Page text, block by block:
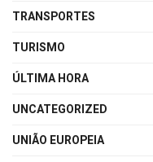
TRANSPORTES
TURISMO
ÚLTIMA HORA
UNCATEGORIZED
UNIÃO EUROPEIA